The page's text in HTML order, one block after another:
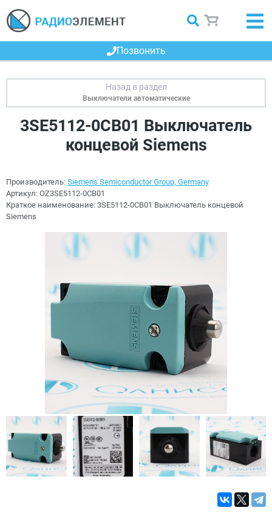
Позвонить
Выключатели автоматические
3SE5112-0CB01 Выключатель
концевой Siemens
Производитель: Siemens Semiconductor Group, Germany
Артикул: OZ3SE5112-0CB01
Краткое наименование: 3SE5112-0CB01 Выключатель концевой
Siemens